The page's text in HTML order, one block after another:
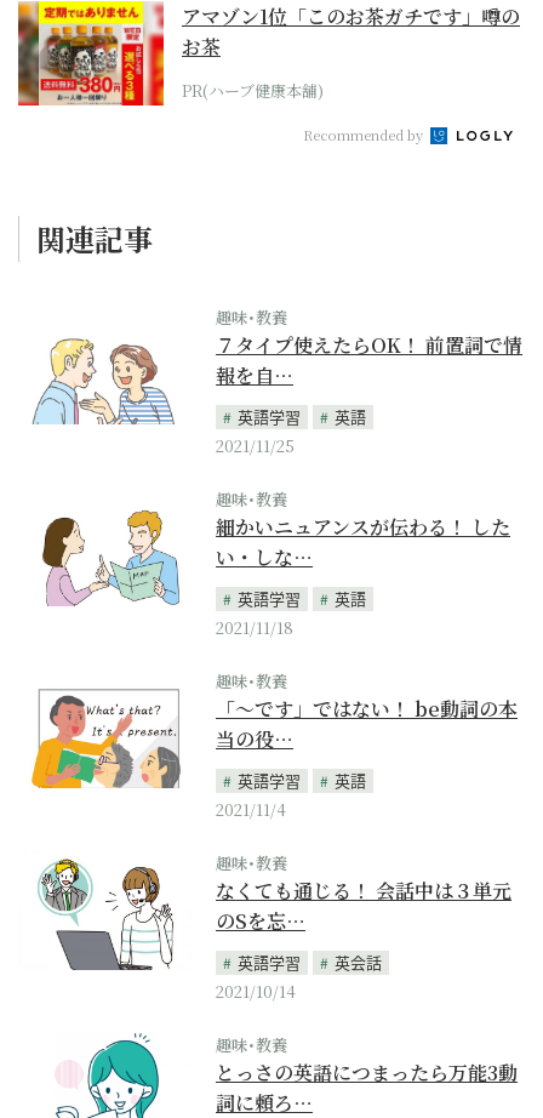
アマゾン1位「このお茶ガチです」噂の
お茶
PR(ハーブ健康本舗)
Recommended by
関連記事
趣味･教養
７タイプ使えたらOK！ 前置詞で情
報を自…
英語学習
英語
2021/11/25
趣味･教養
細かいニュアンスが伝わる！ した
い・しな…
英語学習
英語
2021/11/18
趣味･教養
「〜です」ではない！ be動詞の本
当の役…
英語学習
英語
2021/11/4
趣味･教養
なくても通じる！ 会話中は３単元
のSを忘…
英語学習
英会話
2021/10/14
趣味･教養
とっさの英語につまったら万能3動
詞に頼ろ…